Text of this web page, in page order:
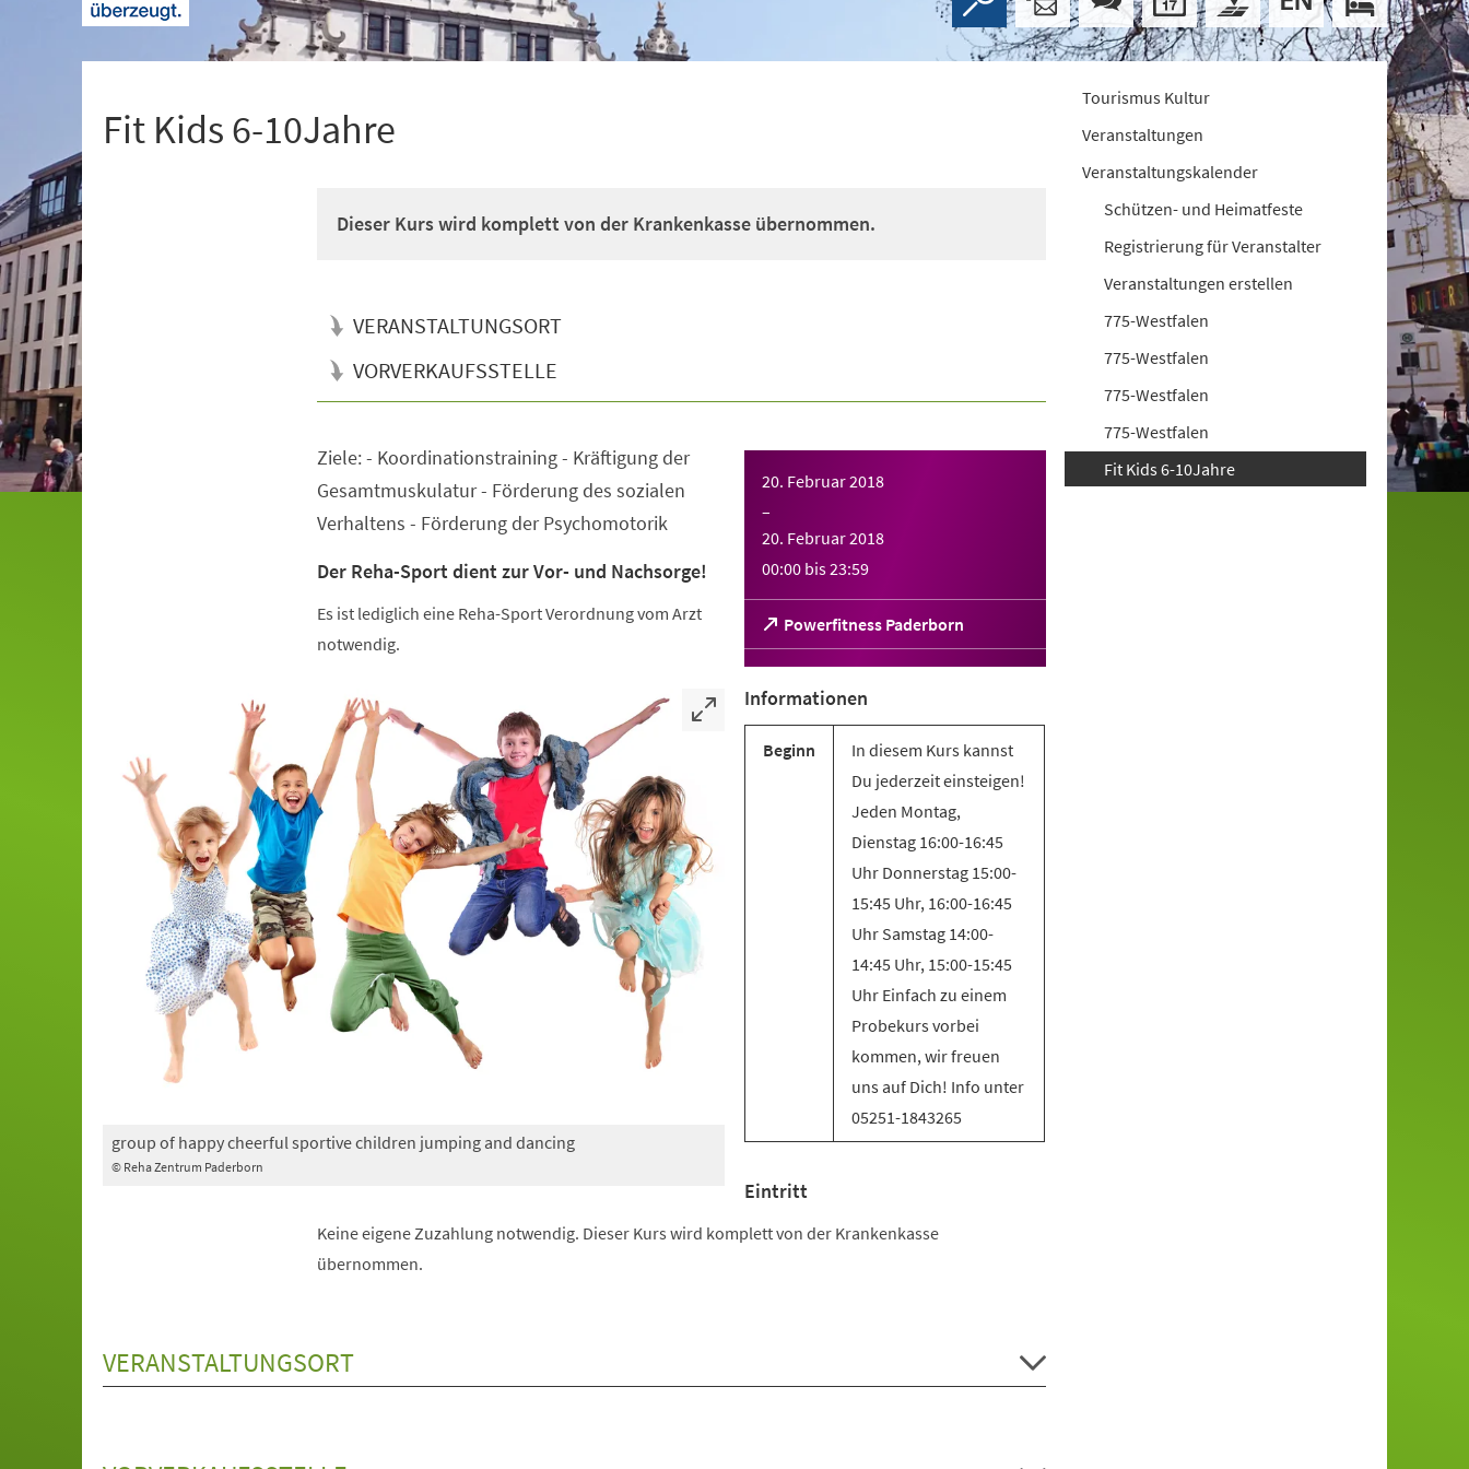
Fit Kids 6-10Jahre
Dieser Kurs wird komplett von der Krankenkasse übernommen.
VERANSTALTUNGSORT
VORVERKAUFSSTELLE
20. Februar 2018
–
20. Februar 2018
00:00 bis23:59
Powerfitness Paderborn
(Öffnet
in
einem
neuen
Tab)
Ziele: - Koordinationstraining - Kräftigung der
Gesamtmuskulatur - Förderung des sozialen
Verhaltens - Förderung der Psychomotorik
Der Reha-Sport dient zur Vor- und Nachsorge!
Es ist lediglich eine Reha-Sport Verordnung vom Arzt
notwendig.
© Reha Zentrum Paderborn
group of happy cheerful sportive children jumping and dancing
Informationen
Beginn
In diesem Kurs kannst
Du jederzeit einsteigen!
Jeden Montag,
Dienstag 16:00-16:45
Uhr Donnerstag 15:00-
15:45 Uhr, 16:00-16:45
Uhr Samstag 14:00-
14:45 Uhr, 15:00-15:45
Uhr Einfach zu einem
Probekurs vorbei
kommen, wir freuen
uns auf Dich! Info unter
05251-1843265
Eintritt
Keine eigene Zuzahlung notwendig. Dieser Kurs wird komplett von der Krankenkasse
übernommen.
VERANSTALTUNGSORT
Tourismus Kultur
Veranstaltungen
Veranstaltungskalender
Schützen- und Heimatfeste
Registrierung für Veranstalter
Veranstaltungen erstellen
775-Westfalen
775-Westfalen
775-Westfalen
775-Westfalen
Fit Kids 6-10Jahre